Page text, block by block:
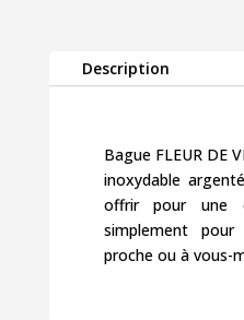
Description
Bague FLEUR DE
inoxydable
offrir pour une
simplement
proche ou à vous-